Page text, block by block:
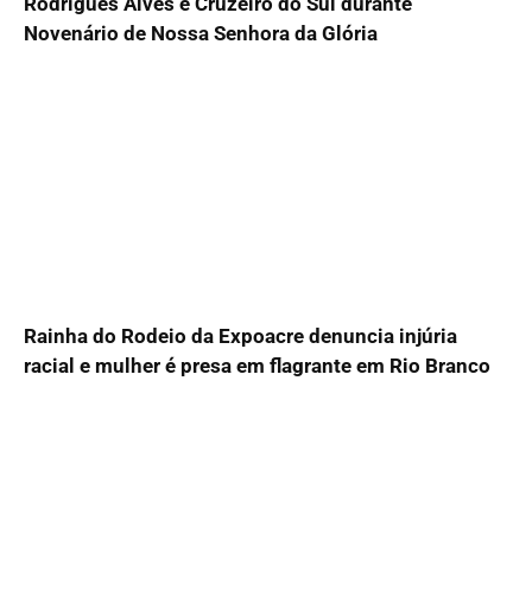
Novenário de Nossa Senhora da Glória
Rainha do Rodeio da Expoacre denuncia injúria
racial e mulher é presa em flagrante em Rio Branco